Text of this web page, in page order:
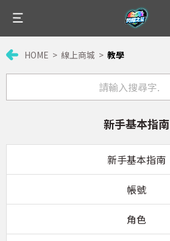
HOME 線上商城 教學
新手基本指南
新手基本指南
帳號
角色